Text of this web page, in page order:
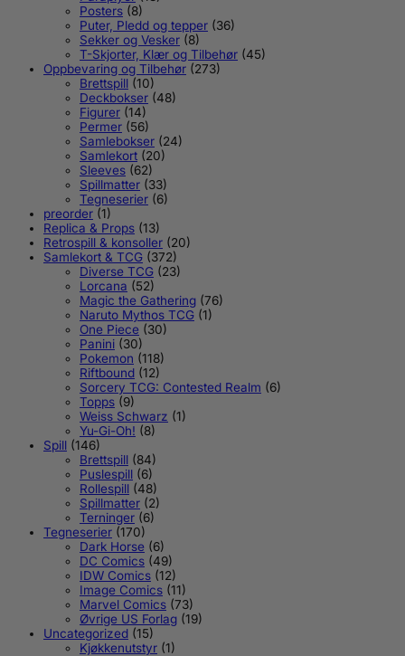
Posters (8)
Puter, Pledd og tepper (36)
Sekker og Vesker (8)
T-Skjorter, Klær og Tilbehør (45)
Oppbevaring og Tilbehør (273)
Brettspill (10)
Deckbokser (48)
Figurer (14)
Permer (56)
Samlebokser (24)
Samlekort (20)
Sleeves (62)
Spillmatter (33)
Tegneserier (6)
preorder (1)
Replica & Props (13)
Retrospill & konsoller (20)
Samlekort & TCG (372)
Diverse TCG (23)
Lorcana (52)
Magic the Gathering (76)
Naruto Mythos TCG (1)
One Piece (30)
Panini (30)
Pokemon (118)
Riftbound (12)
Sorcery TCG: Contested Realm (6)
Topps (9)
Weiss Schwarz (1)
Yu-Gi-Oh! (8)
Spill (146)
Brettspill (84)
Puslespill (6)
Rollespill (48)
Spillmatter (2)
Terninger (6)
Tegneserier (170)
Dark Horse (6)
DC Comics (49)
IDW Comics (12)
Image Comics (11)
Marvel Comics (73)
Øvrige US Forlag (19)
Uncategorized (15)
Kjøkkenutstyr (1)